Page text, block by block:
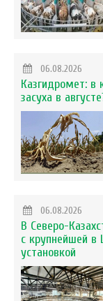
06.08.2026
Казгидромет: в
засуха в
06.08.2026
В Северо-
с крупнейшей в
установкой